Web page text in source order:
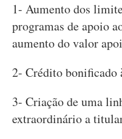
1- Aumento dos
programas de apoio
aumento do valor
2- Crédito bonificado
3- Criação de uma
extraordinário a